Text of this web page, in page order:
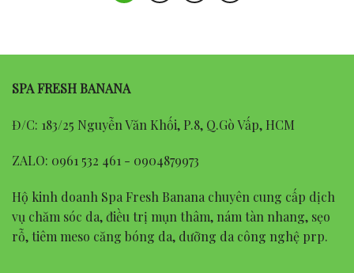
SPA FRESH BANANA
Đ/C: 183/25 Nguyễn Văn Khối, P.8, Q.Gò Vấp, HCM
ZALO: 0961 532 461 - 0904879973
Hộ kinh doanh Spa Fresh Banana chuyên cung cấp dịch
vụ chăm sóc da, điều trị mụn thâm, nám tàn nhang, sẹo
rỗ, tiêm meso căng bóng da, dưỡng da công nghệ prp.